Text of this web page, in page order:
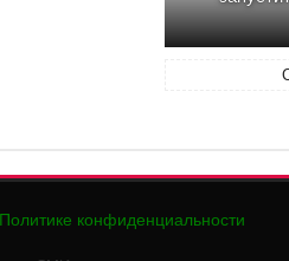
Политике конфиденциальности